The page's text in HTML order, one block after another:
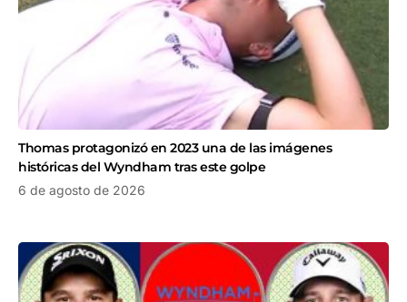
Thomas protagonizó en 2023 una de las imágenes
históricas del Wyndham tras este golpe
6 de agosto de 2026